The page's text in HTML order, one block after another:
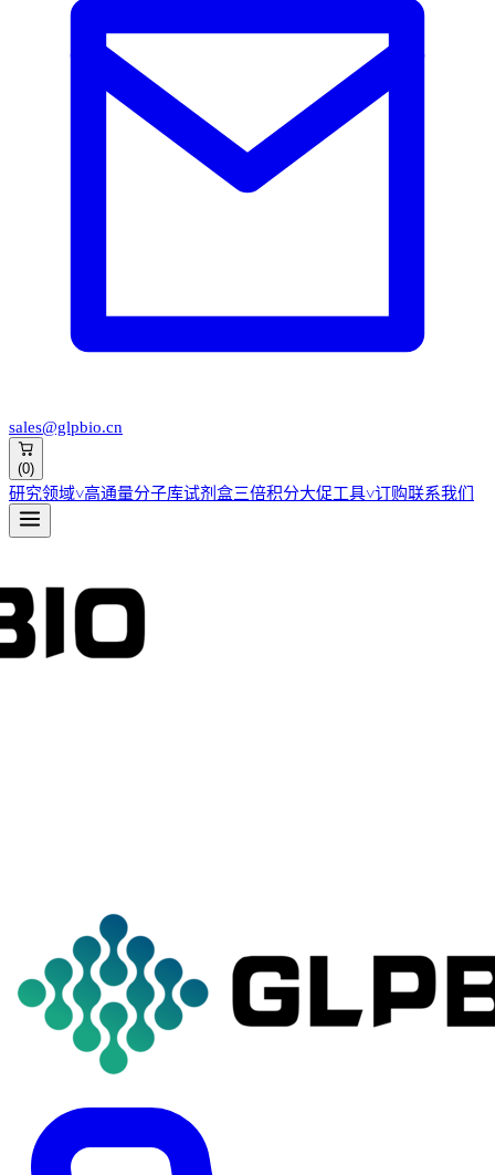
sales@glpbio.cn
(0)
研究领域˅高通量分子库试剂盒三倍积分大促工具˅订购联系我们